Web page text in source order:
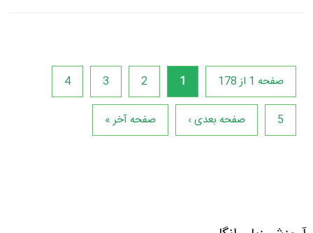
صفحه 1 از 178 1
2
3
4
5 صفحه بعدی › صفحه آخر »